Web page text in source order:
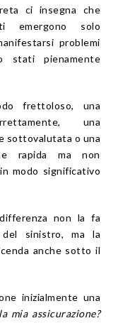
ci insegna che
emergono solo
problemi
stati pienamente
frettoloso, una
una
sottovalutata o una
rapida ma non
modo significativo
non la fa
del sinistro, ma la
anche sotto il
inizialmente una
mia assicurazione?